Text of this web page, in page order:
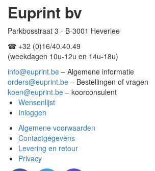
Euprint bv
Parkbosstraat 3 - B-3001 Heverlee
☎︎ +32 (0)16/40.40.49
(weekdagen 10u-12u en 14u-18u)
info@euprint.be – Algemene informatie
orders@euprint.be – Bestellingen of vragen
koen@euprint.be – koorconsulent
Wensenlijst
Inloggen
Algemene voorwaarden
Contactgegevens
Levering en retour
Privacy